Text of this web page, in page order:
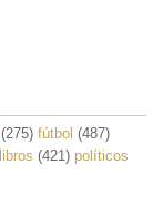
(275) fútbol (487)
libros (421) políticos